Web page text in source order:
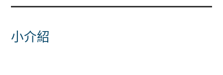
小介紹
小介紹